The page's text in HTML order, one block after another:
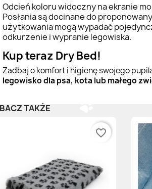
Odcień koloru widoczny na ekranie
Posłania są docinane do
użytkowania mogą wypadać
odkurzenie i wypranie legowiska.
Kup teraz Dry Bed!
Zadbaj o komfort i higienę swojego
legowisko dla psa, kota lub małego
TAKŻE
favorite_border